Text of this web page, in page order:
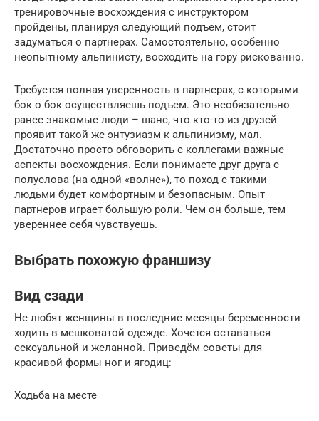
тренировочные восхождения с инструктором
пройдены, планируя следующий подъем, стоит
задуматься о партнерах. Самостоятельно, особенно
неопытному альпинисту, восходить на гору рискованно.
Требуется полная уверенность в партнерах, с которыми
бок о бок осуществляешь подъем. Это необязательно
ранее знакомые люди – шанс, что кто-то из друзей
проявит такой же энтузиазм к альпинизму, мал.
Достаточно просто обговорить с коллегами важные
аспекты восхождения. Если понимаете друг друга с
полуслова (на одной «волне»), то поход с такими
людьми будет комфортным и безопасным. Опыт
партнеров играет большую роли. Чем он больше, тем
увереннее себя чувствуешь.
Выбрать похожую франшизу
Вид сзади
Не любят женщины в последние месяцы беременности
ходить в мешковатой одежде. Хочется оставаться
сексуальной и желанной. Приведём советы для
красивой формы ног и ягодиц:
Ходьба на месте